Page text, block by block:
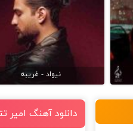
نیواد - غریبه
دانلود آهنگ امیر